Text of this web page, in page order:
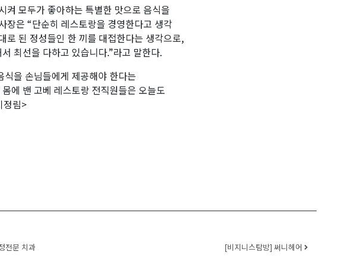
켜 모두가 좋아하는 특별한 맛으로 음식을
장은 “단순히 레스토랑을 경영한다고 생각
로 된 정성들인 한 끼를 대접한다는 생각으로,
최선을 다하고 있습니다.”라고 말한다.
을 손님들에게 제공해야 한다는
에 밴 고베 레스토랑 전직원들은 오늘도
정림>
전문 치과 [비지니스탐방] 써니헤어